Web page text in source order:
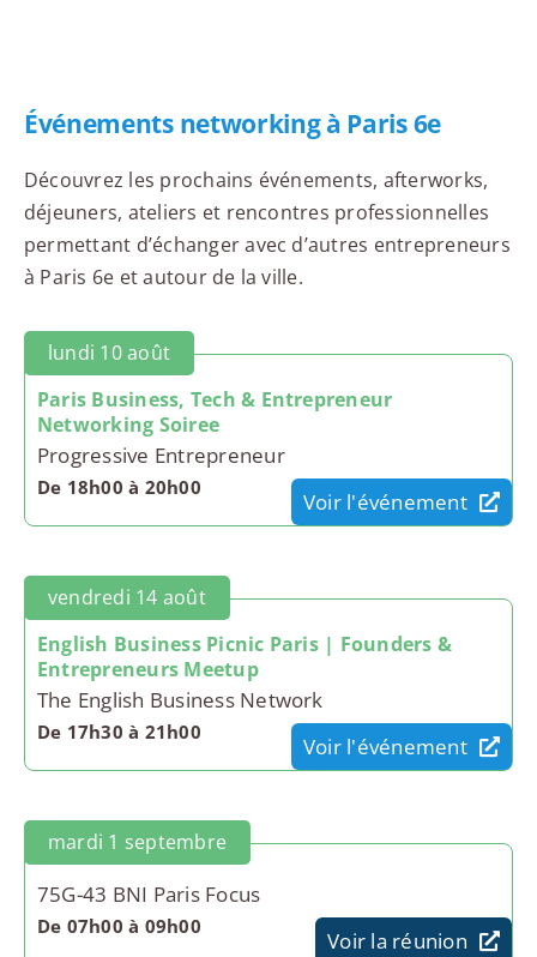
Événements networking à Paris 6e
Découvrez les prochains événements, afterworks,
déjeuners, ateliers et rencontres professionnelles
permettant d’échanger avec d’autres entrepreneurs
à Paris 6e et autour de la ville.
lundi 10 août
Paris Business, Tech & Entrepreneur
Networking Soiree
Progressive Entrepreneur
De 18h00 à 20h00
Voir l'événement
vendredi 14 août
English Business Picnic Paris | Founders &
Entrepreneurs Meetup
The English Business Network
De 17h30 à 21h00
Voir l'événement
mardi 1 septembre
75G-43 BNI Paris Focus
De 07h00 à 09h00
Voir la réunion